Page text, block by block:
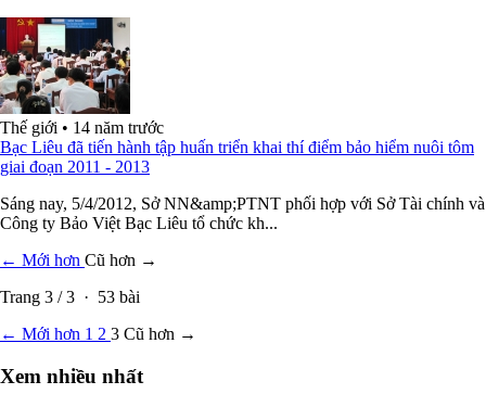
Thế giới • 14 năm trước
Bạc Liêu đã tiến hành tập huấn triển khai thí điểm bảo hiểm nuôi tôm
giai đoạn 2011 - 2013
Sáng nay, 5/4/2012, Sở NN&amp;PTNT phối hợp với Sở Tài chính và
Công ty Bảo Việt Bạc Liêu tổ chức kh...
← Mới hơn Cũ hơn →
Trang 3 /3 · 53 bài
← Mới hơn 1 2 3 Cũ hơn →
Xem nhiều nhất